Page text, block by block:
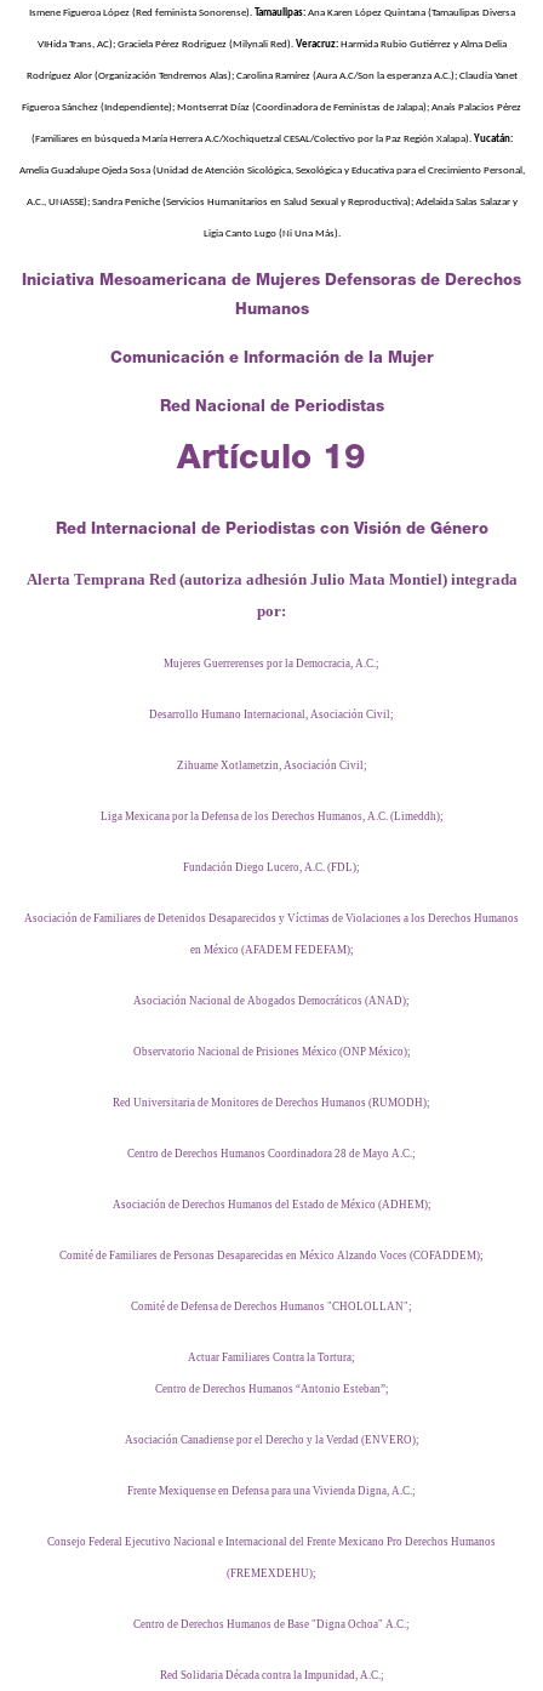
Ismene Figueroa López (Red feminista Sonorense). Tamaulipas:Ana Karen López Quintana (Tamaulipas Diversa
VIHida Trans, AC); Graciela Pérez Rodriguez (Milynali Red). Veracruz:Harmida Rubio Gutiérrez y Alma Delia
Rodríguez Alor (Organización Tendremos Alas); Carolina Ramírez (Aura A.C/Son la esperanza A.C.); Claudia Yanet
Figueroa Sánchez (Independiente); Montserrat Díaz (Coordinadora de Feministas de Jalapa); Anaís Palacios Pérez
(Familiares en búsqueda María Herrera A.C/Xochiquetzal CESAL/Colectivo por la Paz Región Xalapa). Yucatán:
Amelia Guadalupe Ojeda Sosa (Unidad de Atención Sicológica, Sexológica y Educativa para el Crecimiento Personal,
A.C., UNASSE); Sandra Peniche (Servicios Humanitarios en Salud Sexual y Reproductiva); Adelaida Salas Salazar y
Ligia Canto Lugo (Ni Una Más).
Iniciativa Mesoamericana de Mujeres Defensoras de Derechos
Humanos
Comunicación e Información de la Mujer
Red Nacional de Periodistas
Artículo 19
Red Internacional de Periodistas con Visión de Género
Alerta Temprana Red (autoriza adhesión Julio Mata Montiel) integrada
por:
Mujeres Guerrerenses por la Democracia, A.C.;
Desarrollo Humano Internacional, Asociación Civil;
Zihuame Xotlametzin, Asociación Civil;
Liga Mexicana por la Defensa de los Derechos Humanos, A.C. (Limeddh);
Fundación Diego Lucero, A.C. (FDL);
Asociación de Familiares de Detenidos Desaparecidos y Víctimas de Violaciones a los Derechos Humanos
en México (AFADEM FEDEFAM);
Asociación Nacional de Abogados Democráticos (ANAD);
Observatorio Nacional de Prisiones México (ONP México);
Red Universitaria de Monitores de Derechos Humanos (RUMODH);
Centro de Derechos Humanos Coordinadora 28 de Mayo A.C.;
Asociación de Derechos Humanos del Estado de México (ADHEM);
Comité de Familiares de Personas Desaparecidas en México Alzando Voces (COFADDEM);
Comité de Defensa de Derechos Humanos "CHOLOLLAN";
Actuar Familiares Contra la Tortura;
Centro de Derechos Humanos “Antonio Esteban”;
Asociación Canadiense por el Derecho y la Verdad (ENVERO);
Frente Mexiquense en Defensa para una Vivienda Digna, A.C.;
Consejo Federal Ejecutivo Nacional e Internacional del Frente Mexicano Pro Derechos Humanos
(FREMEXDEHU);
Centro de Derechos Humanos de Base "Digna Ochoa" A.C.;
Red Solidaria Década contra la Impunidad, A.C.;